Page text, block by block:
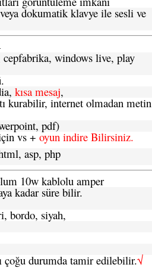
dokumatik klavye ile sesli ve
windows live, play
kısa mesaj,
kurabilir, internet olmadan metin
pdf)
vs +oyun indire Bilirsiniz.
asp, php
10w kablolu amper
kadar süre bilir.
bordo, siyah,
çoğu durumda tamir edilebilir.√